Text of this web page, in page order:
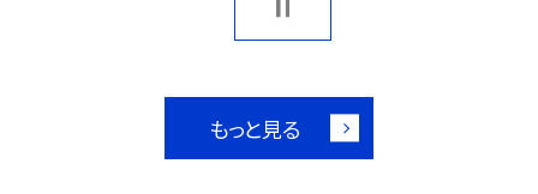
もっと見る